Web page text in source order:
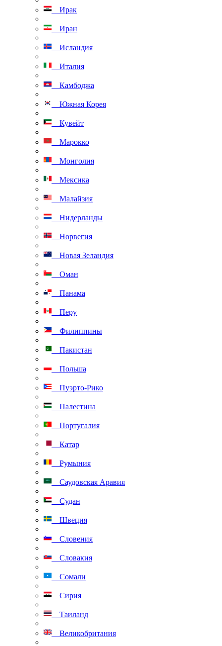
Ирак
Иран
Исландия
Италия
Камбоджа
Южная Корея
Кувейт
Марокко
Монголия
Мексика
Малайзия
Нидерланды
Норвегия
Новая Зеландия
Оман
Панама
Перу
Филиппины
Пакистан
Польша
Пуэрто-Рико
Палестина
Португалия
Катар
Румыния
Саудовская Аравия
Судан
Швеция
Словения
Словакия
Сомали
Сирия
Таиланд
Великобритания